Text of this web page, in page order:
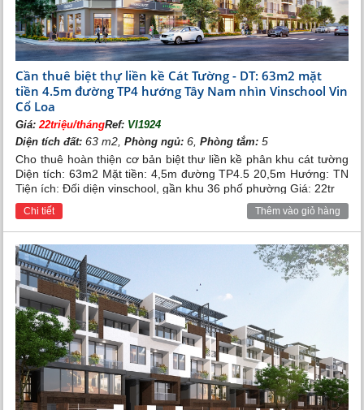
Cần thuê biệt thự liền kề Cát Tường - DT: 63m2 mặt
tiền 4.5m đường TP4 hướng Tây Nam nhìn Vinschool Vin
Cổ Loa
Giá:22triệu/thángRef: VI1924
Diện tích đất: 63 m2,Phòng ngủ: 6,Phòng tắm: 5
Cho thuê hoàn thiện cơ bản biệt thư liền kề phân khu cát tường
Diện tích: 63m2 Mặt tiền: 4,5m đường TP4.5 20,5m Hướng: TN
Tiện ích: Đối diện vinschool, gần khu 36 phố phường Giá: 22tr
Chi tiết Thêm vào giỏ hàng